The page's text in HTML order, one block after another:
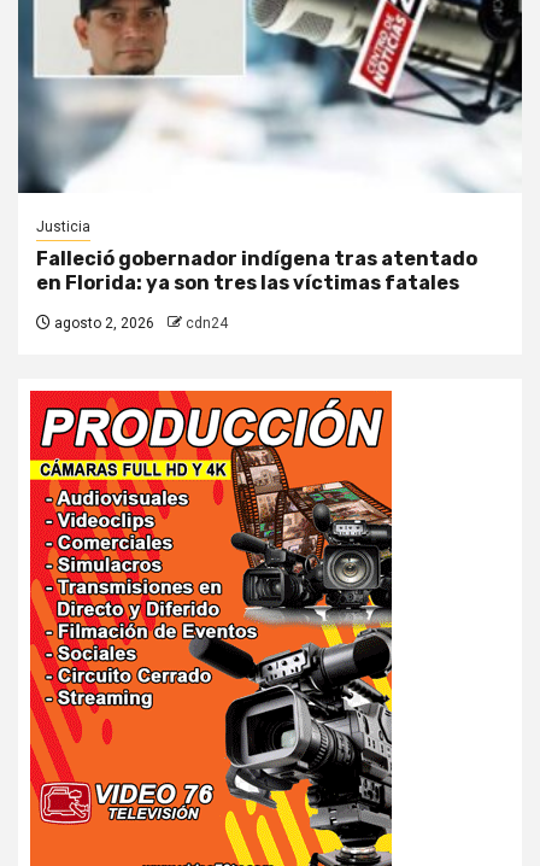
Justicia
Falleció gobernador indígena tras atentado
en Florida: ya son tres las víctimas fatales
agosto 2, 2026 cdn24